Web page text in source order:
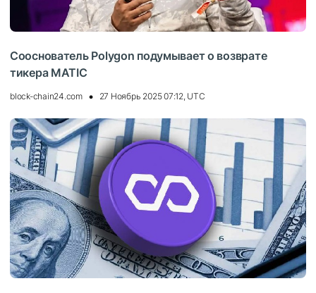
Сооснователь Polygon подумывает о возврате
тикера MATIC
block-chain24.com 27 Ноябрь 2025 07:12, UTC